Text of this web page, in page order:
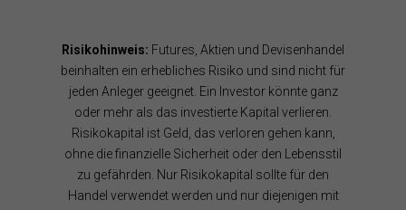
a
r
t
n
e
r
a
u
f
Y
n
B
ö
r
s
e
n
s
o
f
n
d
P
r
t
n
e
r
a
n
d
P
a
r
t
n
e
r
a
Risikohinweis: Futures, Aktien und Devisenhandel
beinhalten ein erhebliches Risiko und sind nicht für
jeden Anleger geeignet. Ein Investor könnte ganz
oder mehr als das investierte Kapital verlieren.
Risikokapital ist Geld, das verloren gehen kann,
ohne die finanzielle Sicherheit oder den Lebensstil
zu gefährden. Nur Risikokapital sollte für den
Handel verwendet werden und nur diejenigen mit